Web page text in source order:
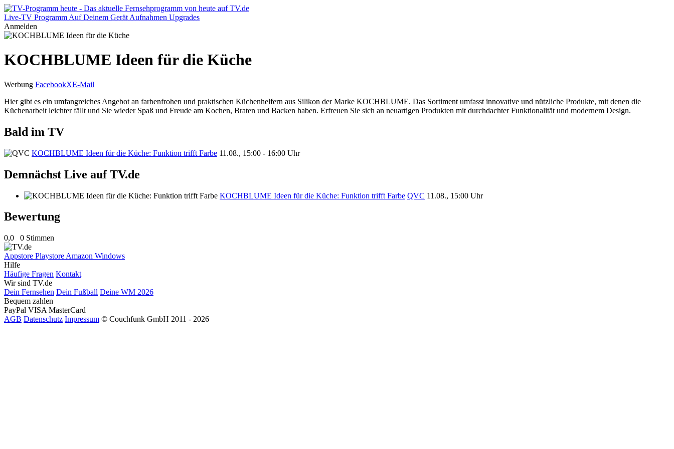
Live-TV Programm Auf Deinem Gerät Aufnahmen Upgrades
Anmelden
KOCHBLUME Ideen für die Küche
Werbung FacebookXE-Mail
Hier gibt es ein umfangreiches Angebot an farbenfrohen und praktischen Küchenhelfern aus Silikon der Marke KOCHBLUME. Das Sortiment umfasst innovative und nützliche Produkte, mit denen die
Küchenarbeit leichter fällt und Sie wieder Spaß und Freude am Kochen, Braten und Backen haben. Erfreuen Sie sich an neuartigen Produkten mit durchdachter Funktionalität und modernem Design.
Bald im TV
KOCHBLUME Ideen für die Küche: Funktion trifft Farbe 11.08., 15:00 - 16:00 Uhr
Demnächst Live auf TV.de
KOCHBLUME Ideen für die Küche: Funktion trifft Farbe QVC 11.08., 15:00 Uhr
Bewertung
0,0 0 Stimmen
Appstore Playstore Amazon Windows
Hilfe
Häufige Fragen Kontakt
Wir sind TV.de
Dein Fernsehen Dein Fußball Deine WM 2026
Bequem zahlen
PayPal VISA MasterCard
AGB Datenschutz Impressum © Couchfunk GmbH 2011 - 2026